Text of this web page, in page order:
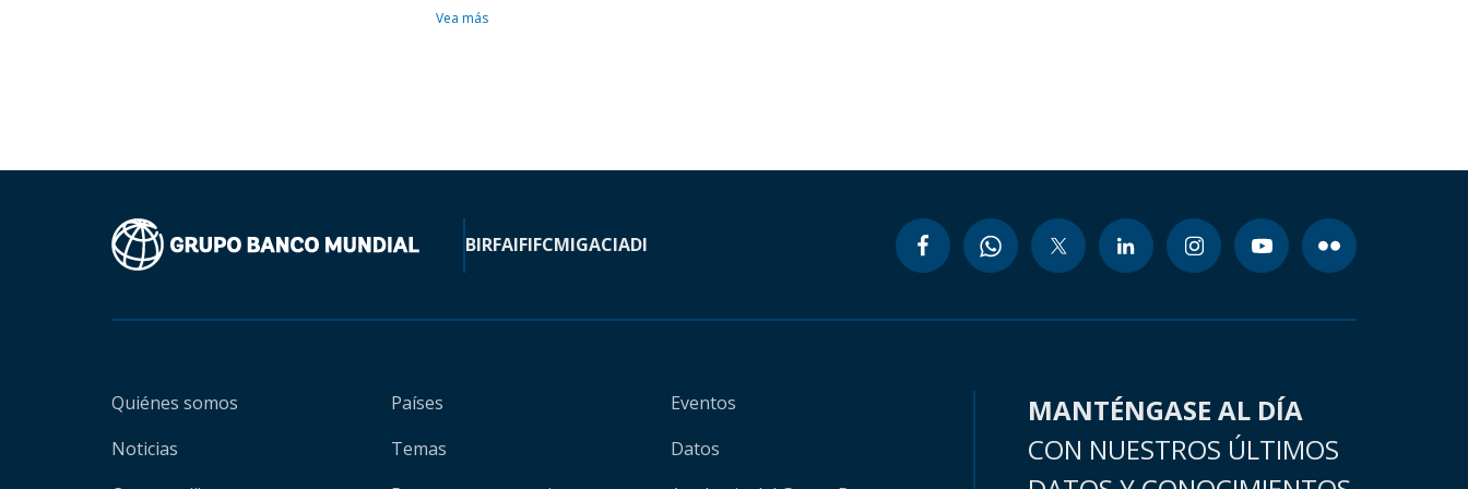
Vea más
BIRFAIFIFCMIGACIADI
Quiénes somos
Noticias
Países
Temas
Eventos
Datos
MANTÉNGASE AL DÍA
CON NUESTROS ÚLTIMOS